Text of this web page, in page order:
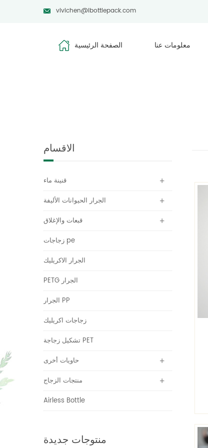
vivichen@ibottlepack.com
الصفحة الرئيسية معلومات عنا
الاقسام
قنينة ماء
الجرار الحيوانات الأليفة
قبعات والإغلاق
زجاجات pe
الجرار الاكريليك
PETG الجرار
الجرار PP
زجاجات اكريليك
تشكيل زجاجة PET
حاويات أخرى
منتجات الزجاج
Airless Bottle
منتوجات جديدة